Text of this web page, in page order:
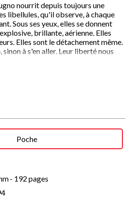
nourrit depuis toujours une
libellules, qu'il observe, à chaque
Sous ses yeux, elles se donnent
brillante, aérienne. Elles
Elles sont le détachement même.
sinon à s'en aller. Leur liberté nous
Et aussi sur nous-mêmes.
livre est une méditation sur le
nous habite longtemps après l'avoir
Poche
- 192 pages